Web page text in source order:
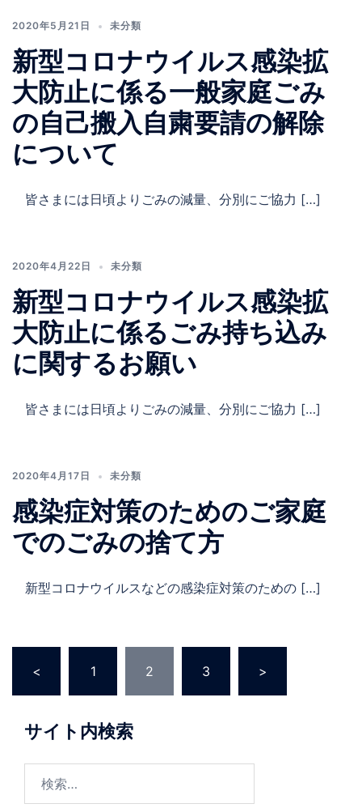
2020年5月21日 未分類
新型コロナウイルス感染拡
大防止に係る一般家庭ごみ
の自己搬入自粛要請の解除
について
皆さまには日頃よりごみの減量、分別にご協力 […]
2020年4月22日 未分類
新型コロナウイルス感染拡
大防止に係るごみ持ち込み
に関するお願い
皆さまには日頃よりごみの減量、分別にご協力 […]
2020年4月17日 未分類
感染症対策のためのご家庭
でのごみの捨て方
新型コロナウイルスなどの感染症対策のための […]
の
ペ
ジ
< 1 2 3 >
サイト内検索